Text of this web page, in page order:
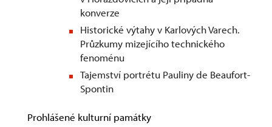
konverze
Historické výtahy v Karlových Varech.
Průzkumy mizejícího technického
fenoménu
Tajemství portrétu Pauliny de Beaufort-
Spontin
Prohlášené kulturní památky